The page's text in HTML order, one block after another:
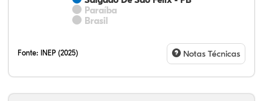
Paraíba
Brasil
Fonte: INEP (2025) Notas Técnicas